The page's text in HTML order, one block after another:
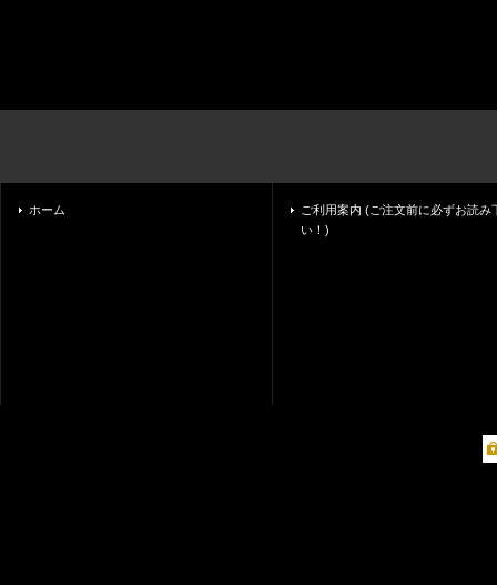
ホーム
ご利用案内 (ご注文前に必ずお読み
い！)